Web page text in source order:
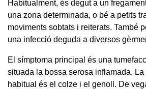
Habitualment, és degut a un
una zona determinada, o bé a petits
moviments sobtats i reiterats. També
una infecció deguda a diversos
El símptoma principal és una
situada la bossa serosa inflamada.
habitual és el colze i el genoll. De